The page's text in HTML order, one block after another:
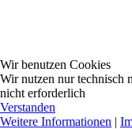
Wir benutzen Cookies
Wir nutzen nur technisch
nicht erforderlich
Verstanden
Weitere Informationen |